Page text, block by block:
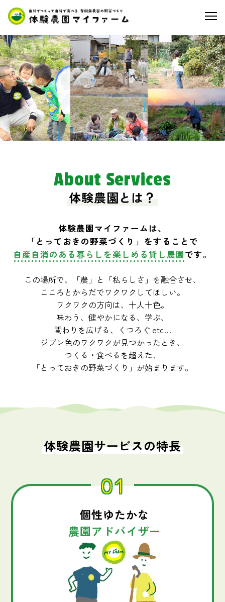
About Services
体験農園とは？
体験農園マイファームは、
「とっておきの野菜づくり」をすることで
自産自消のある暮らしを楽しめる貸し農園です。
この場所で、「農」と「私らしさ」を融合させ、
こころとからだでワクワクしてほしい。
ワクワクの方向は、十人十色。
味わう、健やかになる、学ぶ、
関わりを広げる、くつろぐ etc…
ジブン色のワクワクが見つかったとき、
つくる・食べるを超えた、
「とっておきの野菜づくり」が始まります。
体験農園サービスの特長
01
個性ゆたかな
農園アドバイザー